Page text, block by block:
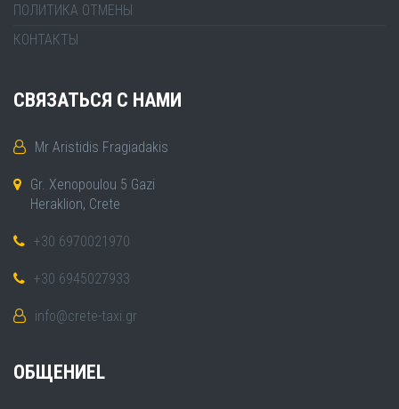
ПОЛИТИКА ОТМЕНЫ
КОНТАКТЫ
СВЯЗАТЬСЯ С НАМИ
Mr Aristidis Fragiadakis
Gr. Xenopoulou 5 Gazi
Heraklion, Crete
+30 6970021970
+30 6945027933
info@crete-taxi.gr
ОБЩЕНИЕL